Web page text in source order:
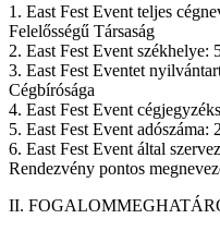
1. East Fest Event teljes
Felelősségű Társaság
2. East Fest Event
3. East Fest Eventet
Cégbírósága
4. East Fest Event
5. East Fest Event adószáma:
6. East Fest Event által
Rendezvény pontos
II.